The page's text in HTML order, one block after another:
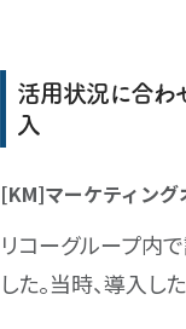
活用状況に合わ
入
[KM]マーケティング
リコーグループ内
した。当時、導入し